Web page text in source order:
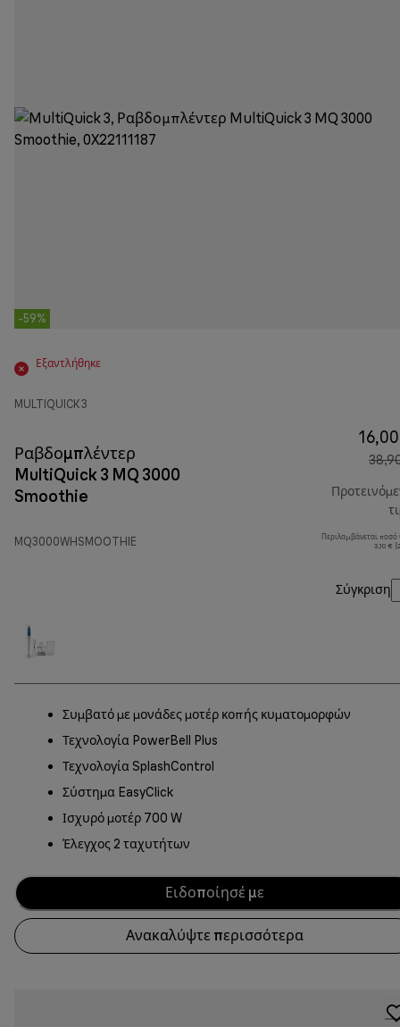
-59%
Εξαντλήθηκε
MULTIQUICK 3
Ραβδομπλέντερ
MultiQuick 3 MQ 3000
Smoothie
MQ3000WHSMOOTHIE
Περιλαμβάνεται
3,10 €
Σύγκριση
Συμβατό με μονάδες μοτέρ κοπής κυματομορφών
Τεχνολογία PowerBell Plus
Τεχνολογία SplashControl
Σύστημα EasyClick
Ισχυρό μοτέρ 700 W
Έλεγχος 2 ταχυτήτων
Ειδοποίησέ με
Ανακαλύψτε περισσότερα